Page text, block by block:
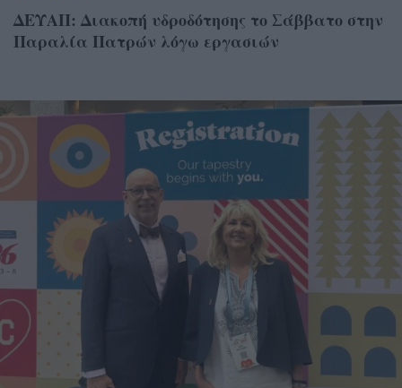
ΔΕΥΑΠ: Διακοπή υδροδότησης το Σάββατο στην
Παραλία Πατρών λόγω εργασιών